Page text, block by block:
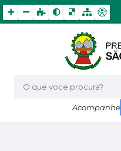
O que voce procura?
Acompanhe